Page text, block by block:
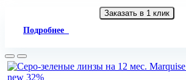
Заказать в 1 клик
Подробнее
new 32%